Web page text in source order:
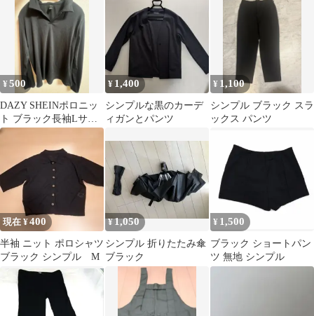
着回し抜群
レアワンピース♡
¥500
DAZY SHEINポロニッ
ト ブラック長袖Lサイ
ズ シンプル 美品
¥ 1,400
シンプルな黒のカーデ
ィガンとパンツ
¥ 1,100
シンプル ブラック スラ
ックス パンツ
現在 ¥400
半袖 ニット ポロシャツ
ブラック シンプル M
¥1,050
シンプル 折りたたみ傘
ブラック
¥ 1,500
ブラック ショートパン
ツ 無地 シンプル